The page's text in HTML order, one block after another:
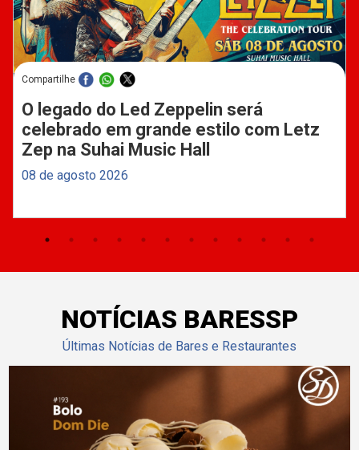
Compartilhe
O legado do Led Zeppelin será
celebrado em grande estilo com Letz
Zep na Suhai Music Hall
08 de agosto 2026
NOTÍCIAS BARESSP
Últimas Notícias de Bares e Restaurantes